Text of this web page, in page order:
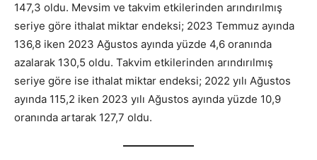
147,3 oldu. Mevsim ve takvim etkilerinden arındırılmış
seriye göre ithalat miktar endeksi; 2023 Temmuz ayında
136,8 iken 2023 Ağustos ayında yüzde 4,6 oranında
azalarak 130,5 oldu. Takvim etkilerinden arındırılmış
seriye göre ise ithalat miktar endeksi; 2022 yılı Ağustos
ayında 115,2 iken 2023 yılı Ağustos ayında yüzde 10,9
oranında artarak 127,7 oldu.